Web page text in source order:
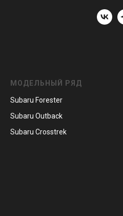
МОДЕЛЬНЫЙ РЯД
Subaru Forester
Subaru Outback
Subaru Crosstrek